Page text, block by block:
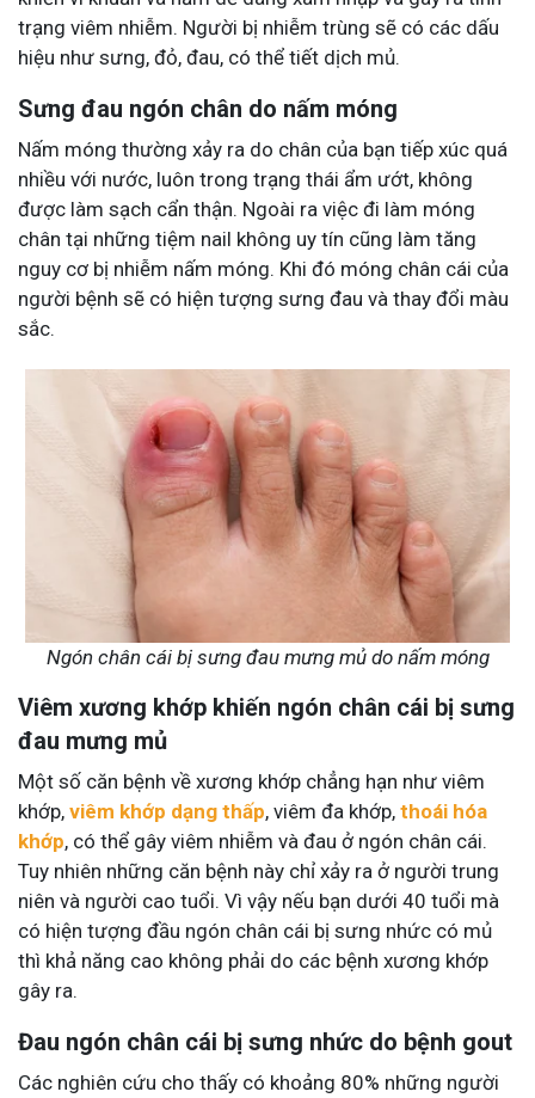
trạng viêm nhiễm. Người bị nhiễm trùng sẽ có các dấu
hiệu như sưng, đỏ, đau, có thể tiết dịch mủ.
Sưng đau ngón chân do nấm móng
Nấm móng thường xảy ra do chân của bạn tiếp xúc quá
nhiều với nước, luôn trong trạng thái ẩm ướt, không
được làm sạch cẩn thận. Ngoài ra việc đi làm móng
chân tại những tiệm nail không uy tín cũng làm tăng
nguy cơ bị nhiễm nấm móng. Khi đó móng chân cái của
người bệnh sẽ có hiện tượng sưng đau và thay đổi màu
sắc.
Ngón chân cái bị sưng đau mưng mủ do nấm móng
Viêm xương khớp khiến ngón chân cái bị sưng
đau mưng mủ
Một số căn bệnh về xương khớp chẳng hạn như viêm
khớp, viêm khớp dạng thấp, viêm đa khớp, thoái hóa
khớp, có thể gây viêm nhiễm và đau ở ngón chân cái.
Tuy nhiên những căn bệnh này chỉ xảy ra ở người trung
niên và người cao tuổi. Vì vậy nếu bạn dưới 40 tuổi mà
có hiện tượng đầu ngón chân cái bị sưng nhức có mủ
thì khả năng cao không phải do các bệnh xương khớp
gây ra.
Đau ngón chân cái bị sưng nhức do bệnh gout
Các nghiên cứu cho thấy có khoảng 80% những người